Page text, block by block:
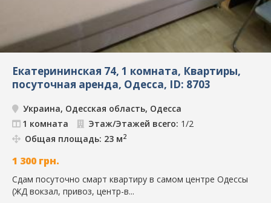
Екатерининская 74, 1 комната, Квартиры,
посуточная аренда, Одесса, ID: 8703
Украина, Одесская область, Одесса
1 комната
Этаж/Этажей всего: 1/2
Общая площадь: 23 м2
1 300 грн.
Сдам посуточно смарт квартиру в самом центре Одессы
(ЖД вокзал, привоз, центр-в...